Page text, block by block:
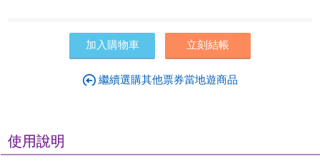
加入購物車 立刻結帳
繼續選購其他票券當地遊商品
使用說明